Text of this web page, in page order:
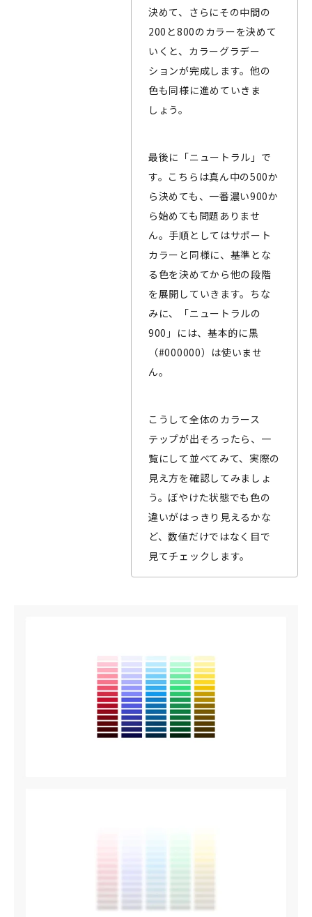
決めて、さらにその中間の
200と800のカラーを決めて
いくと、カラーグラデー
ションが完成します。他の
色も同様に進めていきま
しょう。
最後に「ニュートラル」で
す。こちらは真ん中の500か
ら決めても、一番濃い900か
ら始めても問題ありませ
ん。手順としてはサポート
カラーと同様に、基準とな
る色を決めてから他の段階
を展開していきます。ちな
みに、「ニュートラルの
900」には、基本的に黒
（#000000）は使いませ
ん。
こうして全体のカラース
テップが出そろったら、一
覧にして並べてみて、実際の
見え方を確認してみましょ
う。ぼやけた状態でも色の
違いがはっきり見えるかな
ど、数値だけではなく目で
見てチェックします。